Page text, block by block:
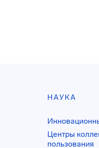
НАУКА
Центры
пользования